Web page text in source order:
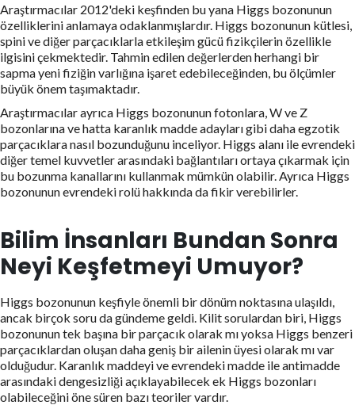
Araştırmacılar 2012'deki keşfinden bu yana Higgs bozonunun
özelliklerini anlamaya odaklanmışlardır. Higgs bozonunun kütlesi,
spini ve diğer parçacıklarla etkileşim gücü fizikçilerin özellikle
ilgisini çekmektedir. Tahmin edilen değerlerden herhangi bir
sapma yeni fiziğin varlığına işaret edebileceğinden, bu ölçümler
büyük önem taşımaktadır.
Araştırmacılar ayrıca Higgs bozonunun fotonlara, W ve Z
bozonlarına ve hatta karanlık madde adayları gibi daha egzotik
parçacıklara nasıl bozunduğunu inceliyor. Higgs alanı ile evrendeki
diğer temel kuvvetler arasındaki bağlantıları ortaya çıkarmak için
bu bozunma kanallarını kullanmak mümkün olabilir. Ayrıca Higgs
bozonunun evrendeki rolü hakkında da fikir verebilirler.
Bilim İnsanları Bundan Sonra
Neyi Keşfetmeyi Umuyor?
Higgs bozonunun keşfiyle önemli bir dönüm noktasına ulaşıldı,
ancak birçok soru da gündeme geldi. Kilit sorulardan biri, Higgs
bozonunun tek başına bir parçacık olarak mı yoksa Higgs benzeri
parçacıklardan oluşan daha geniş bir ailenin üyesi olarak mı var
olduğudur. Karanlık maddeyi ve evrendeki madde ile antimadde
arasındaki dengesizliği açıklayabilecek ek Higgs bozonları
olabileceğini öne süren bazı teoriler vardır.